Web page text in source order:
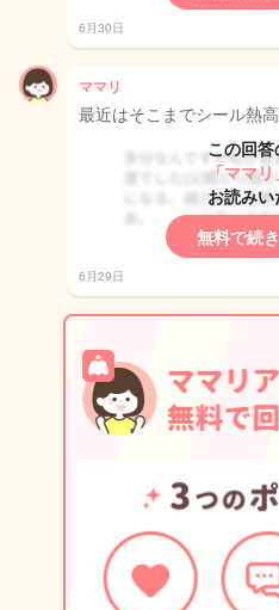
6月30日
ママリ
最近はそこまでシール熱
この回
「ママリ
お読みい
無料で続
6月29日